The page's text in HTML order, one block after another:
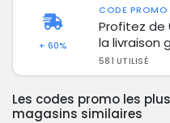
+ 60%
CODE PROMO
Profitez de
la livraison
581 UTILISÉ
Les codes promo les
magasins similaires